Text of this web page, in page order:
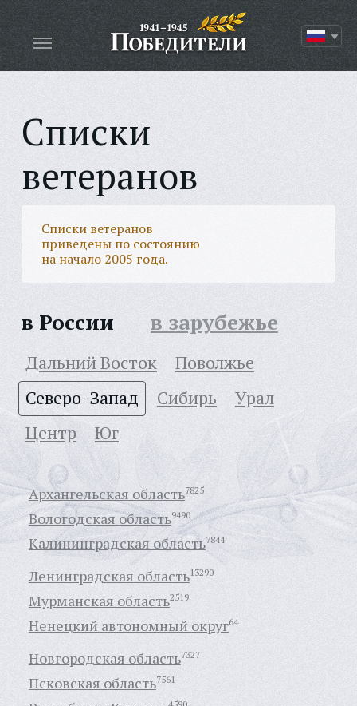
Списки
ветеранов
Списки ветеранов
приведены по состоянию
на начало 2005 года.
в России в зарубежье
Дальний Восток
Поволжье
Северо-Запад
Сибирь
Урал
Центр
Юг
Архангельская область7825
Вологодская область9490
Калининградская область7844
Ленинградская область13290
Мурманская область2519
Ненецкий автономный округ64
Новгородская область7327
Псковская область7561